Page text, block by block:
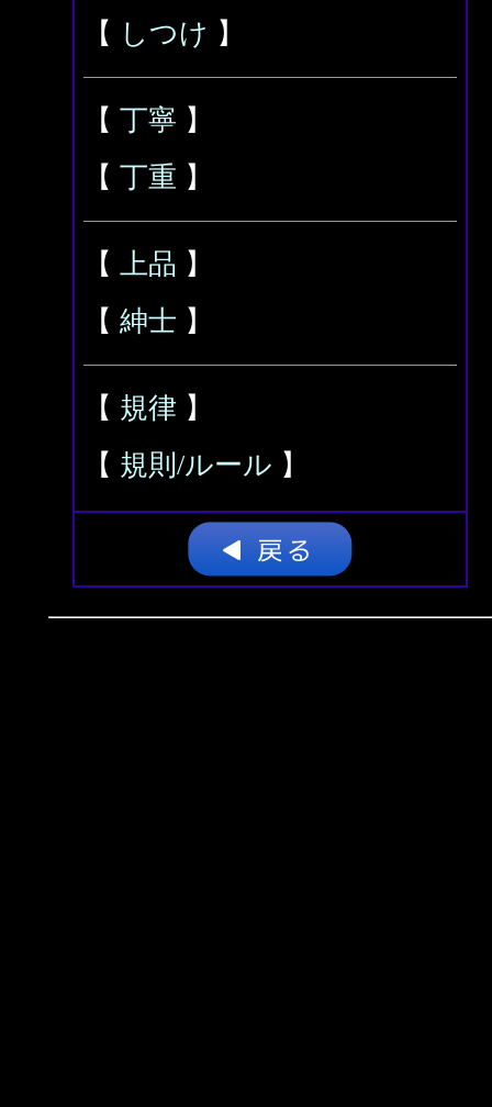
【 しつけ 】
【 丁寧 】
【 丁重 】
【 上品 】
【 紳士 】
【 規律 】
【 規則/ルール 】